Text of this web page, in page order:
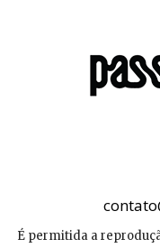
É permitida a